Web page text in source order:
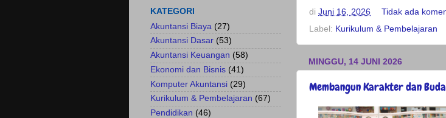
di Juni 16, 2026
Tidak ada
Label: Kurikulum & Pembelajaran
MINGGU, 14 JUNI 2026
Membangun Karakter dan
KATEGORI
Akuntansi Biaya (27)
Akuntansi Dasar (53)
Akuntansi Keuangan (58)
Ekonomi dan Bisnis (41)
Komputer Akuntansi (29)
Kurikulum & Pembelajaran (67)
Pendidikan (46)